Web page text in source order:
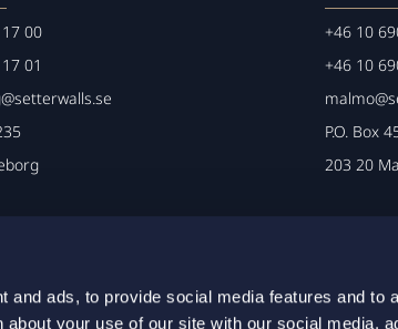
and ads, to provide social media features and to
your use of our site with our social media,
00
01
+46 10
+46 10
P.O. Box
203 20